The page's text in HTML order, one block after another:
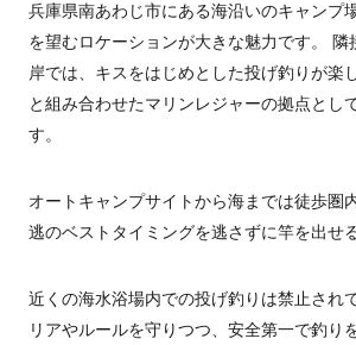
兵庫県南あわじ市にある海沿いのキャンプ
を望むロケーションが大きな魅力です。 隣
岸では、キスをはじめとした投げ釣りが楽
と組み合わせたマリンレジャーの拠点とし
す。
オートキャンプサイトから海までは徒歩圏
逃のベストタイミングを逃さずに竿を出せ
近くの海水浴場内での投げ釣りは禁止され
リアやルールを守りつつ、安全第一で釣り